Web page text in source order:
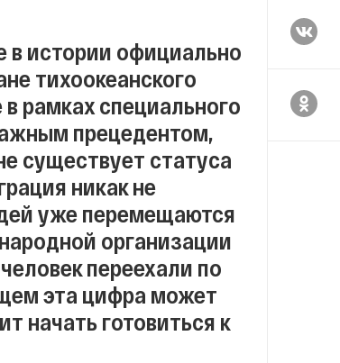
в истории официально
тихоокеанского
рамках специального
прецедентом,
существует статуса
никак не
уже перемещаются
организации
переехали по
эта цифра может
начать готовиться к